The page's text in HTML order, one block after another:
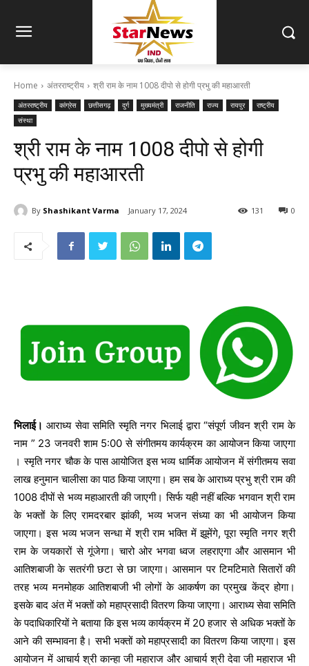
Home अंतरराष्ट्रीय श्री राम के नाम 1008 दीपो से होगी प्रभु की महाआरती
अंतरराष्ट्रीय कांग्रेस छत्तीसगढ़ दुर्ग मुख्यमंत्री राजनीति राज्य रायपुर
राष्ट्रीय
संस्था
श्री राम के नाम 1008 दीपो से होगी
प्रभु की महाआरती
By Shashikant Varma January 17, 2024 0
131
भिलाई। आराध्य सेवा समिति स्मृति नगर भिलाई द्वारा “संपूर्ण जीवन श्री राम के
नाम ” 23 जनवरी शाम 5:00 से संगीतमय कार्यक्रम का आयोजन किया जाएगा
। स्मृति नगर चौक के पास आयोजित इस भव्य धार्मिक आयोजन में संगीतमय सवा
लाख हनुमान चालीसा का पाठ किया जाएगा। हम सब के आराध्य प्रभु श्री राम की
1008 दीपों से भव्य महाआरती की जाएगी। सिर्फ यही नहीं बल्कि भगवान श्री राम
के भक्तों के लिए रामदरबार झांकी, भव्य भजन संध्या का भी आयोजन किया
जाएगा। इस भव्य भजन सन्धा में श्री राम भक्ति में झूमेंगे, पूरा स्मृति नगर श्री
राम के जयकारों से गूंजेगा। चारो ओर भगवा ध्वज लहराएगा और आसमान भी
आतिशबाजी के सतरंगी छटा से छा जाएगा। आसमान पर टिमटिमाते सितारों की
तरह भव्य मनमोहक आतिशबाजी भी लोगों के आकर्षण का प्रमुख केंद्र होगा।
इसके बाद अंत में भक्तों को महाप्रसादी वितरण किया जाएगा। आराध्य सेवा समिति
के पदाधिकारियों ने बताया कि इस भव्य कार्यक्रम में 20 हजार से अधिक भक्तों के
आने की सम्भावना है। सभी भक्तों को महाप्रसादी का वितरण किया जाएगा। इस
आयोजन में आचार्य श्री कान्हा जी महाराज और आचार्य श्री देवा जी महाराज भी